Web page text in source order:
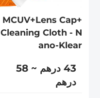
MCUV+Lens Cap+
Cleaning Cloth - N
ano-Klear
43 درهم ~ 58
درهم